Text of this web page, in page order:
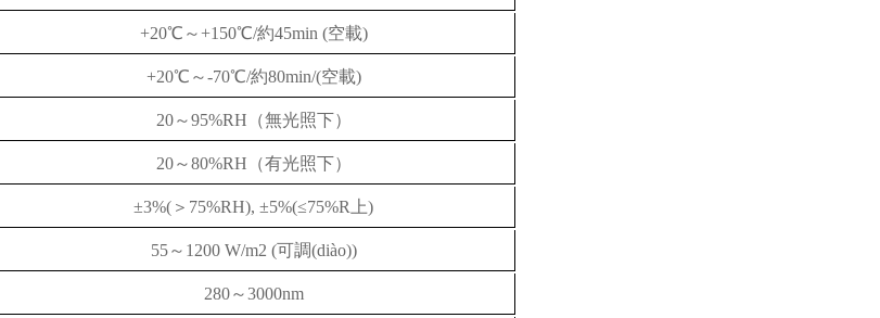
+20℃～+150℃/約45min (空載)
+20℃～-70℃/約80min/(空載)
20～95%RH（無光照下）
20～80%RH（有光照下）
±3%(＞75%RH), ±5%(≤75%R上)
55～1200 W/m2 (可調(diào))
280～3000nm